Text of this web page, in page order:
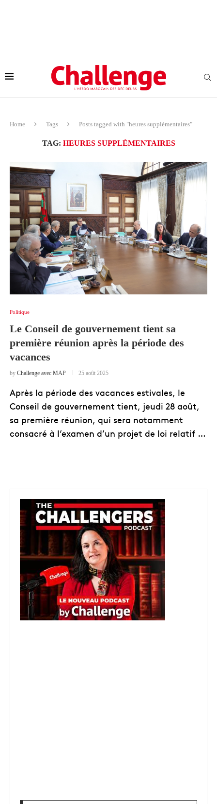
Home Tags Posts tagged with "heures supplémentaires"
TAG: HEURES SUPPLÉMENTAIRES
Politique
Le Conseil de gouvernement tient sa
première réunion après la période des
vacances
by Challenge avec MAP 25 août 2025
Après la période des vacances estivales, le
Conseil de gouvernement tient, jeudi 28 août,
sa première réunion, qui sera notamment
consacré à l’examen d’un projet de loi relatif …